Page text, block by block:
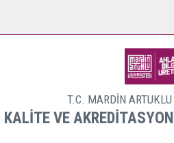
T.C. MARDİN
KALİTE VE